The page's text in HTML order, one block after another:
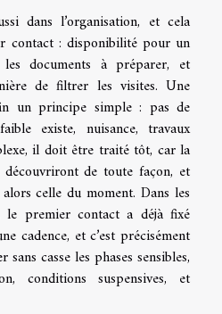
dans l’organisation, et cela
contact : disponibilité pour un
documents à préparer, et
de filtrer les visites. Une
un principe simple : pas de
existe, nuisance, travaux
il doit être traité tôt, car la
de toute façon, et
celle du moment. Dans les
le premier contact a déjà fixé
cadence, et c’est précisément
casse les phases sensibles,
conditions suspensives, et